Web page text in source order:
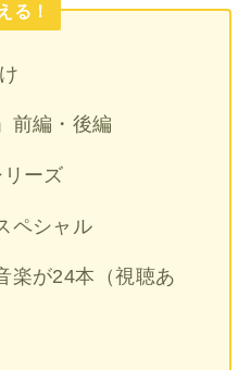
る！
前編・後編
ーズ
ペシャル
楽が24本（視聴あ